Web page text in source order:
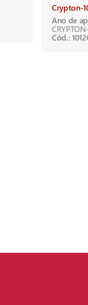
Crypton-
Ano de
Cód.: